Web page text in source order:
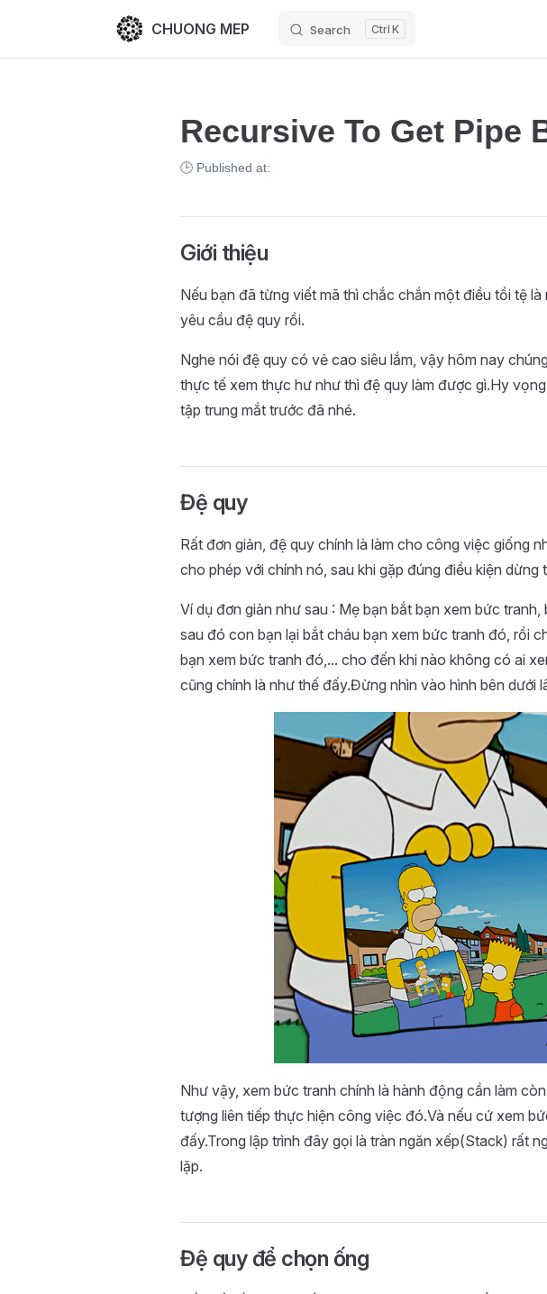
CHUONG MEP Search K
Recursive To Get Pipe
🕒 Published at:
Giới thiệu
Nếu bạn đã từng viết mã thì chắc chắn một điều tồi tệ
yêu cầu đệ quy rồi.
Nghe nói đệ quy có vẻ cao siêu lắm, vậy hôm nay
thực tế xem thực hư như thì đệ quy làm được gì.Hy
tập trung mắt trước đã nhé.
Đệ quy
Rất đơn giản, đệ quy chính là làm cho công việc giống
cho phép với chính nó, sau khi gặp đúng điều kiện dừng
Ví dụ đơn giản như sau : Mẹ bạn bắt bạn xem bức
sau đó con bạn lại bắt cháu bạn xem bức tranh đó, rồi
bạn xem bức tranh đó,... cho đến khi nào không có ai
cũng chính là như thế đấy.Đừng nhìn vào hình bên dưới
Như vậy, xem bức tranh chính là hành động cần làm
tượng liên tiếp thực hiện công việc đó.Và nếu cứ xem
đấy.Trong lập trình đây gọi là tràn ngăn xếp(Stack) rất
lặp.
Đệ quy để chọn ống